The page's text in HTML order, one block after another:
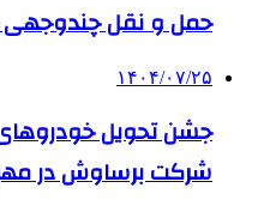
حمل و نقل چندوجهی
۱۴۰۴/۰۷/۲۵
جشن تحویل
شرکت برساوش در